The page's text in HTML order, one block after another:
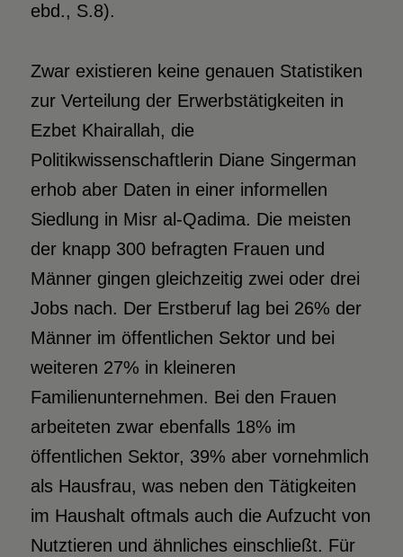
ebd., S.8).
Zwar existieren keine genauen Statistiken
zur Verteilung der Erwerbstätigkeiten in
Ezbet Khairallah, die
Politikwissenschaftlerin Diane Singerman
erhob aber Daten in einer informellen
Siedlung in Misr al-Qadima. Die meisten
der knapp 300 befragten Frauen und
Männer gingen gleichzeitig zwei oder drei
Jobs nach. Der Erstberuf lag bei 26% der
Männer im öffentlichen Sektor und bei
weiteren 27% in kleineren
Familienunternehmen. Bei den Frauen
arbeiteten zwar ebenfalls 18% im
öffentlichen Sektor, 39% aber vornehmlich
als Hausfrau, was neben den Tätigkeiten
im Haushalt oftmals auch die Aufzucht von
Nutztieren und ähnliches einschließt. Für